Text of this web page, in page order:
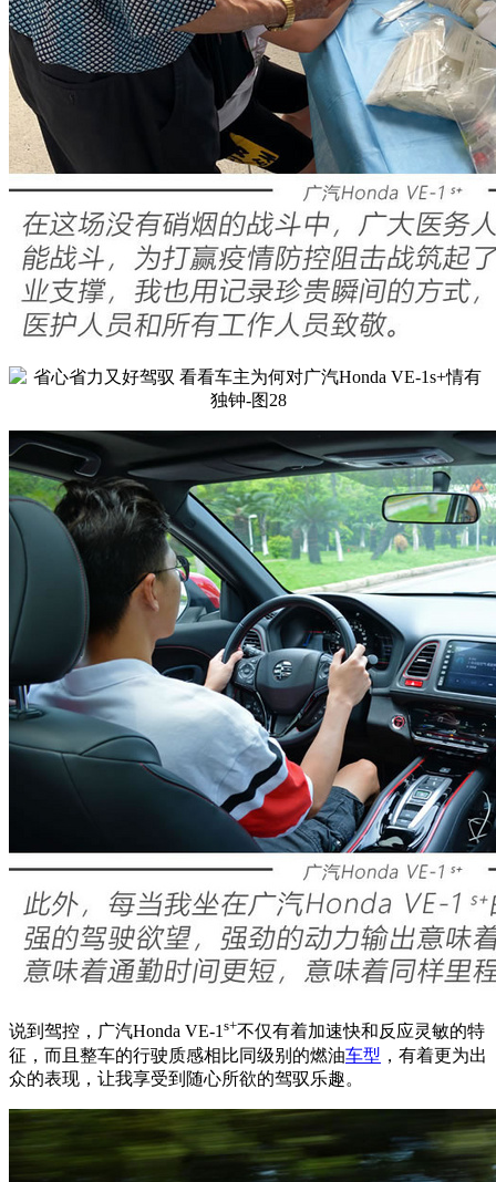
说到驾控，广汽Honda VE-1s+不仅有着加速快和反应灵敏的特
征，而且整车的行驶质感相比同级别的燃油车型 ，有着更为出
众的表现，让我享受到随心所欲的驾驭乐趣。